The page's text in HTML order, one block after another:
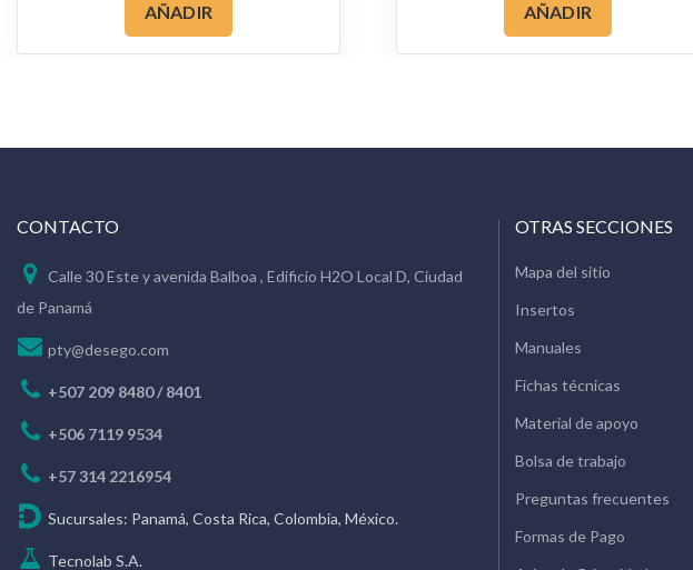
AÑADIR AÑADIR
CONTACTO
Calle 30 Este y avenida Balboa , Edificio H2O Local D, Ciudad
de Panamá
pty@desego.com
+507 209 8480 / 8401
+506 7119 9534
+57 314 2216954
Sucursales: Panamá, Costa Rica, Colombia, México.
Tecnolab S.A.
OTRAS SECCIONES
Mapa del sitio
Insertos
Manuales
Fichas técnicas
Material de apoyo
Bolsa de trabajo
Preguntas frecuentes
Formas de Pago